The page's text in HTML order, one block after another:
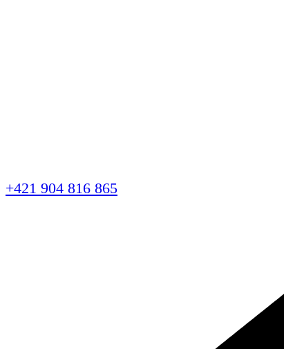
+421 904 816 865